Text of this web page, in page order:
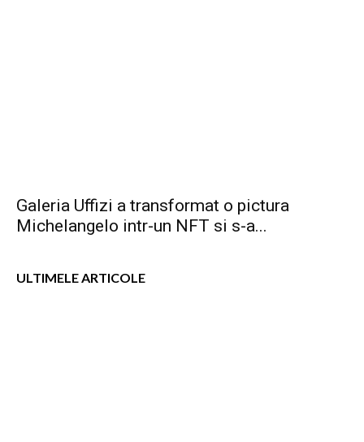
Galeria Uffizi a transformat o pictura
Michelangelo intr-un NFT si s-a...
ULTIMELE ARTICOLE